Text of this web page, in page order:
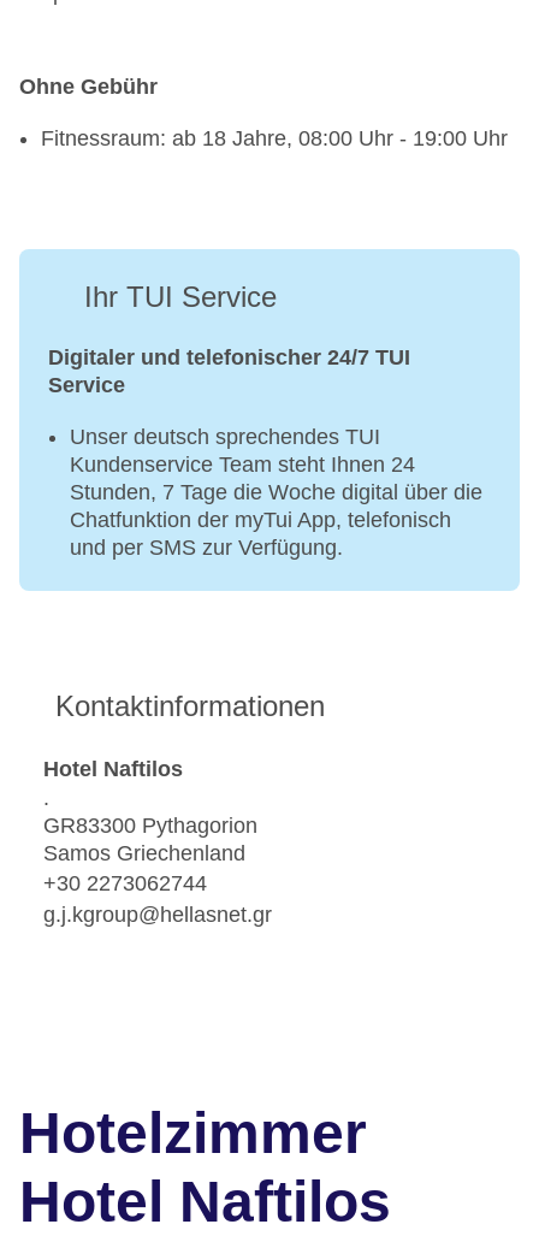
Ohne Gebühr
Fitnessraum: ab 18 Jahre, 08:00 Uhr - 19:00 Uhr
Ihr TUI Service
Digitaler und telefonischer 24/7 TUI
Service
Unser deutsch sprechendes TUI
Kundenservice Team steht Ihnen 24
Stunden, 7 Tage die Woche digital über die
Chatfunktion der myTui App, telefonisch
und per SMS zur Verfügung.
Kontaktinformationen
Hotel Naftilos
.
GR83300 Pythagorion
Samos Griechenland
+30 2273062744
g.j.kgroup@hellasnet.gr
Hotelzimmer
Hotel Naftilos